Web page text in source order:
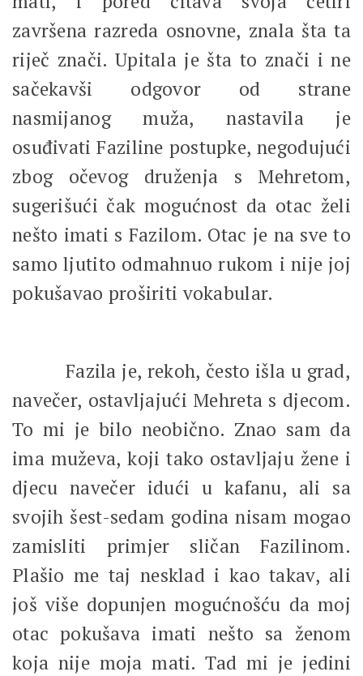
završena razreda osnovne, znala šta ta
riječ znači. Upitala je šta to znači i ne
sačekavši odgovor od strane
nasmijanog muža, nastavila je
osuđivati Faziline postupke, negodujući
zbog očevog druženja s Mehretom,
sugerišući čak mogućnost da otac želi
nešto imati s Fazilom. Otac je na sve to
samo ljutito odmahnuo rukom i nije joj
pokušavao proširiti vokabular.
Fazila je, rekoh, često išla u grad,
navečer, ostavljajući Mehreta s djecom.
To mi je bilo neobično. Znao sam da
ima muževa, koji tako ostavljaju žene i
djecu navečer idući u kafanu, ali sa
svojih šest-sedam godina nisam mogao
zamisliti primjer sličan Fazilinom.
Plašio me taj nesklad i kao takav, ali
još više dopunjen mogućnošću da moj
otac pokušava imati nešto sa ženom
koja nije moja mati. Tad mi je jedini